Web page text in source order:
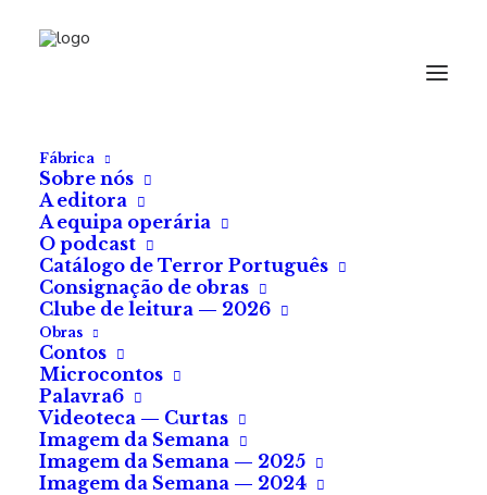
Fábrica
Sobre nós
A editora
A equipa operária
O podcast
Catálogo de Terror Português
Consignação de obras
Clube de leitura — 2026
Obras
Contos
Microcontos
Palavra6
Videoteca — Curtas
Imagem da Semana
Imagem da Semana — 2025
Imagem da Semana — 2024